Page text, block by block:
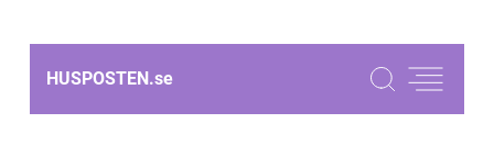
HUSPOSTEN.se